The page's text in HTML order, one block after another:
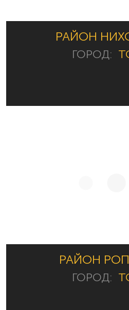
РАЙОН
ГОРОД:
РАЙОН
ГОРОД: